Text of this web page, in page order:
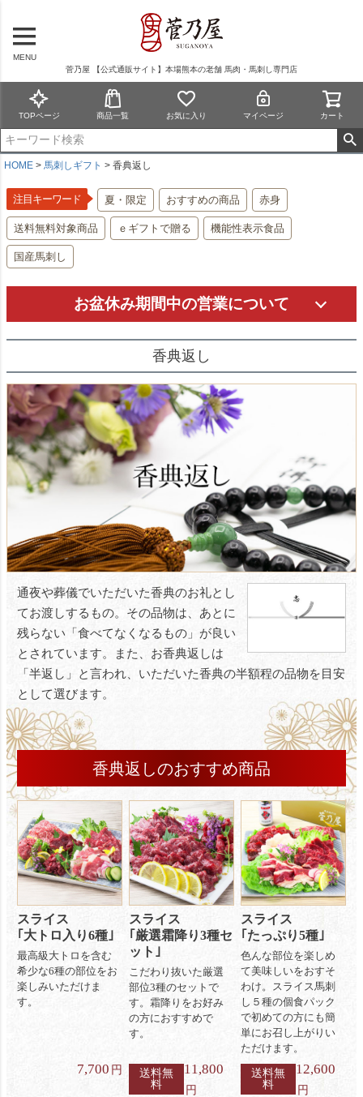
MENU
菅乃屋 【公式通販サイト】本場熊本の老舗 馬肉・馬刺し専門店
TOPページ 商品一覧 お気に入り マイページ カート
HOME 馬刺しギフト 香典返し
注目キーワード 夏・限定 おすすめの商品 赤身
送料無料対象商品 ｅギフトで贈る 機能性表示食品
国産馬刺し
お盆休み期間中の営業について
香典返し
通夜や葬儀でいただいた香典のお礼とし
てお渡しするもの。その品物は、あとに
残らない「食べてなくなるもの」が良い
とされています。また、お香典返しは
「半返し」と言われ、いただいた香典の半額程の品物を目安
として選びます。
香典返しのおすすめ商品
スライス
｢大トロ入り6種｣
最高級大トロを含む
希少な6種の部位をお
楽しみいただけま
す。
7,700 円
スライス
｢厳選霜降り3種セ
ット｣
こだわり抜いた厳選
部位3種のセットで
す。霜降りをお好み
の方におすすめで
す。
送料無
料
11,800
円
スライス
｢たっぷり5種｣
色んな部位を楽しめ
て美味しいをおすそ
わけ。スライス馬刺
し５種の個食パック
で初めての方にも簡
単にお召し上がりい
ただけます。
送料無
料
12,600
円